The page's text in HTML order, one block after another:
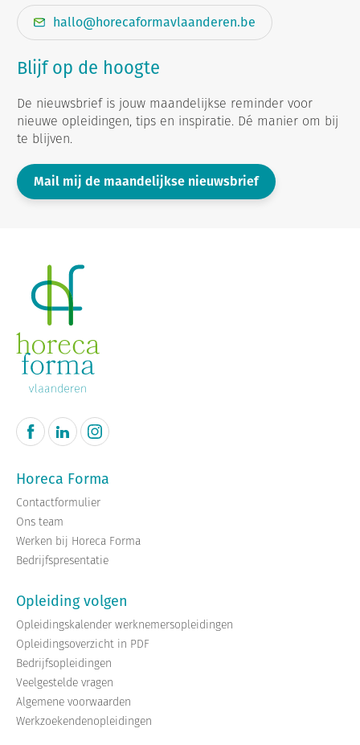
hallo@horecaformavlaanderen.be
Blijf op de hoogte
De nieuwsbrief is jouw maandelijkse reminder voor
nieuwe opleidingen, tips en inspiratie. Dé manier om bij
te blijven.
Mail mij de maandelijkse nieuwsbrief
Horeca Forma
Contactformulier
Ons team
Werken bij Horeca Forma
Bedrijfspresentatie
Opleiding volgen
Opleidingskalender werknemersopleidingen
Opleidingsoverzicht in PDF
Bedrijfsopleidingen
Veelgestelde vragen
Algemene voorwaarden
Werkzoekendenopleidingen